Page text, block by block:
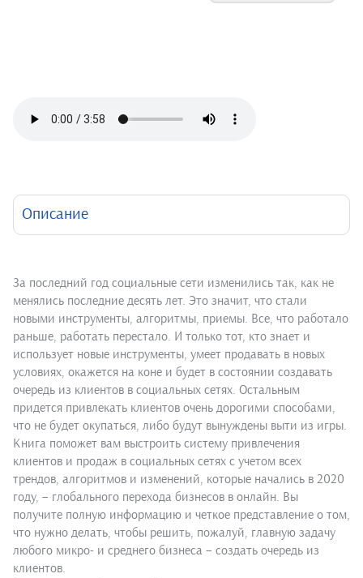
Описание
За последний год социальные сети изменились так, как не
менялись последние десять лет. Это значит, что стали
новыми инструменты, алгоритмы, приемы. Все, что работало
раньше, работать перестало. И только тот, кто знает и
использует новые инструменты, умеет продавать в новых
условиях, окажется на коне и будет в состоянии создавать
очередь из клиентов в социальных сетях. Остальным
придется привлекать клиентов очень дорогими способами,
что не будет окупаться, либо будут вынуждены выти из игры.
Книга поможет вам выстроить систему привлечения
клиентов и продаж в социальных сетях с учетом всех
трендов, алгоритмов и изменений, которые начались в 2020
году, – глобального перехода бизнесов в онлайн. Вы
получите полную информацию и четкое представление о том,
что нужно делать, чтобы решить, пожалуй, главную задачу
любого микро- и среднего бизнеса – создать очередь из
клиентов.